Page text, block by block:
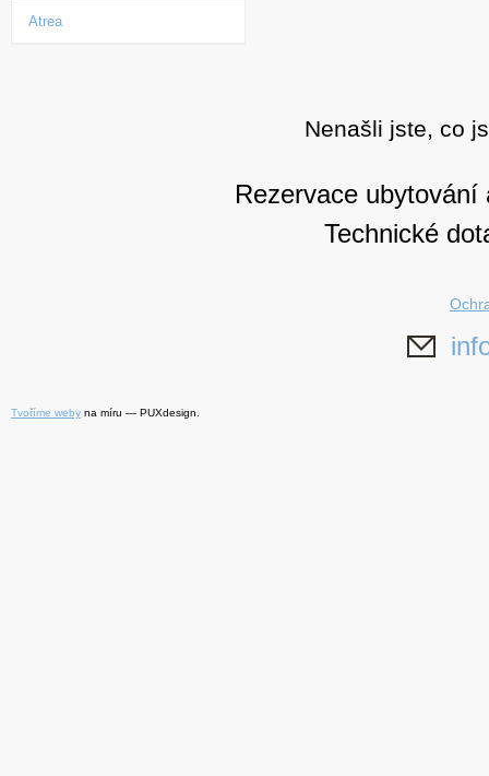
Atrea
Nenašli jste, co
Rezervace
Technické
Tvoříme weby na míru — PUXdesign.